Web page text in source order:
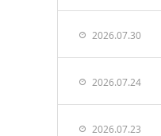
2026.07.30
2026.07.24
2026.07.23